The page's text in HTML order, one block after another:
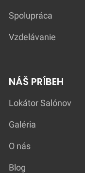
Spolupráca
Vzdelávanie
NÁŠ PRÍBEH
Lokátor Salónov
Galéria
O nás
Blog